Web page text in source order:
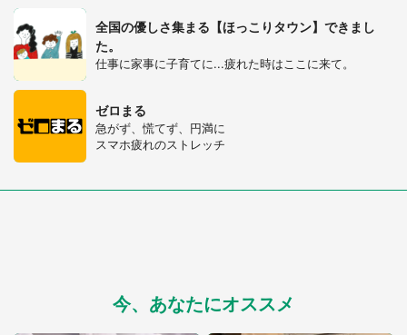
全国の優しさ集まる【ほっこりタウン】できまし
た。
仕事に家事に子育てに...疲れた時はここに来て。
ゼロまる
急がず、慌てず、円満に
スマホ疲れのストレッチ
今、あなたにオススメ